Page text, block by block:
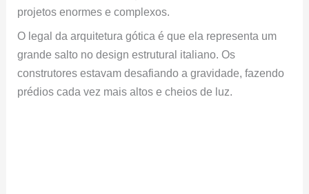
projetos enormes e complexos.
O legal da arquitetura gótica é que ela representa um
grande salto no design estrutural italiano. Os
construtores estavam desafiando a gravidade, fazendo
prédios cada vez mais altos e cheios de luz.